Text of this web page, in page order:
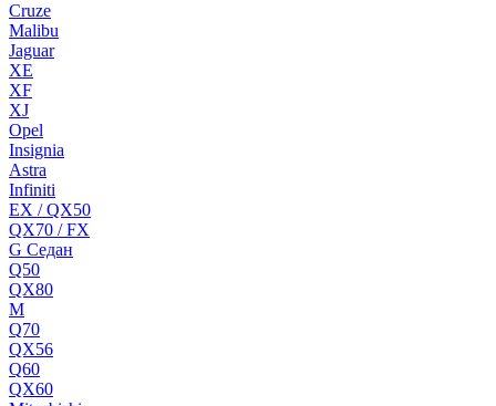
Cruze
Malibu
Jaguar
XE
XF
XJ
Opel
Insignia
Astra
Infiniti
EX / QX50
QX70 / FX
G Cедан
Q50
QX80
M
Q70
QX56
Q60
QX60